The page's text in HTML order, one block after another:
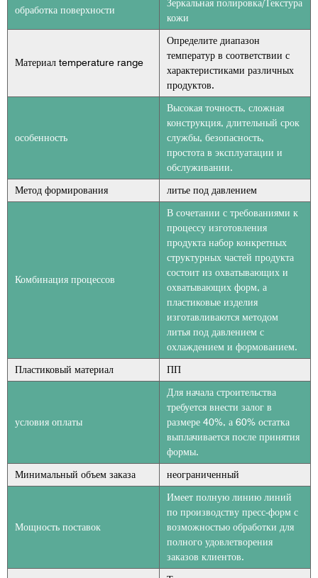
обработка поверхности
Зеркальная полировка/Текстура
кожи
Материал temperature range
Определите диапазон
температур в соответствии с
характеристиками различных
продуктов.
особенность
Высокая точность, сложная
конструкция, длительный срок
службы, безопасность,
простота в эксплуатации и
обслуживании.
Метод формирования
литье под давлением
Комбинация процессов
В сочетании с требованиями к
процессу изготовления
продукта набор конкретных
структурных частей продукта
состоит из охватывающих и
охватывающих форм, а
пластиковые изделия
изготавливаются методом
литья под давлением с
охлаждением и формованием.
Пластиковый материал
ПП
условия оплаты
Для начала строительства
требуется внести залог в
размере 40%, а 60% остатка
выплачивается после принятия
формы.
Минимальный объем заказа
неограниченный
Мощность поставок
Имеет полную линию линий
по производству пресс-форм с
возможностью обработки для
полного удовлетворения
заказов клиентов.